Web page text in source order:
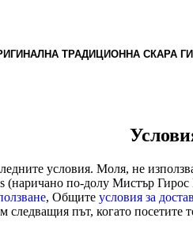
ТРАДИЦИОННА СКАРА
условия. Моля, не
по-долу Мистър
, Общите условия за
път, когато